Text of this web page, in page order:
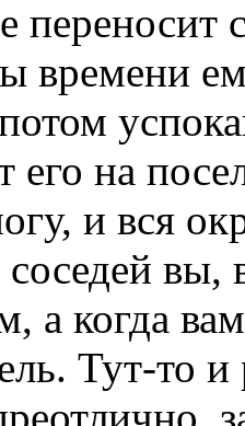
переносит
времени
его на
и вся
соседей
а когда
Тут-то